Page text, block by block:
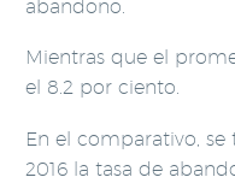
abandono.
Mientras que el
el 8.2 por ciento.
En el comparativo, se
2016 la tasa de